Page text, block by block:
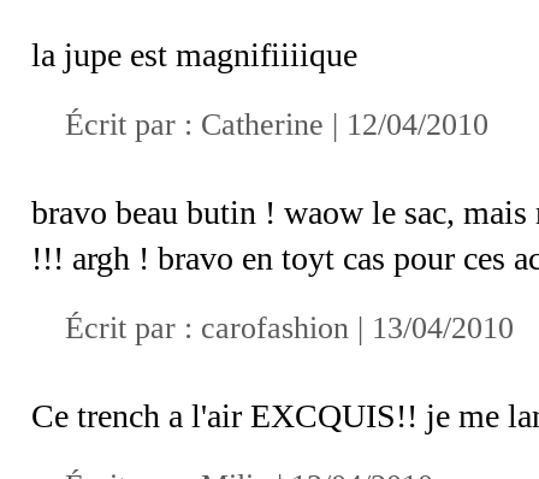
la jupe est magnifiiiique
Écrit par : Catherine | 12/04/2010
bravo beau butin ! waow le sac,
!!! argh ! bravo en toyt cas pour ces
Écrit par : carofashion | 13/04/2010
Ce trench a l'air EXCQUIS!! je me